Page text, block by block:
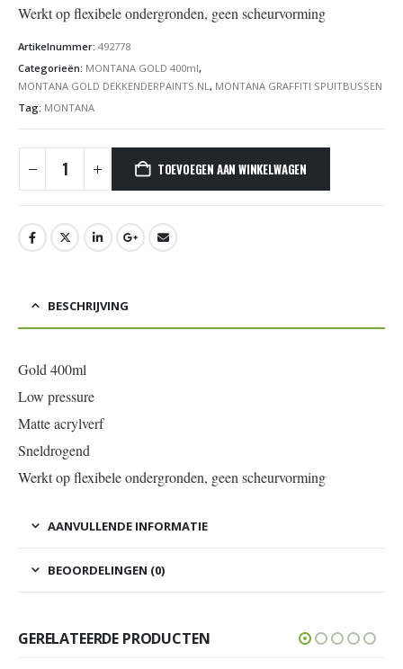
Werkt op flexibele ondergronden, geen scheurvorming
Artikelnummer: 492778
Categorieën: MONTANA GOLD 400ml,
MONTANA GOLD DEKKENDERPAINTS.NL , MONTANA GRAFFITI SPUITBUSSEN
Tag: MONTANA
TOEVOEGEN AAN WINKELWAGEN
BESCHRIJVING
Gold 400ml
Low pressure
Matte acrylverf
Sneldrogend
Werkt op flexibele ondergronden, geen scheurvorming
AANVULLENDE INFORMATIE
BEOORDELINGEN (0)
GERELATEERDE PRODUCTEN